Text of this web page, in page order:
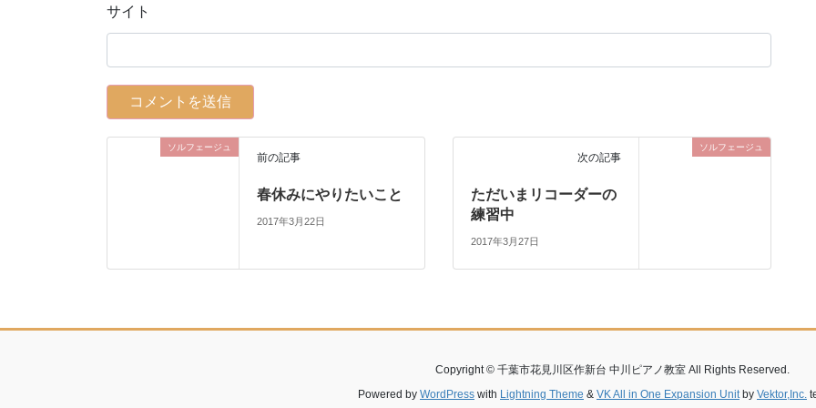
サイト
ソルフェージュ
前の記事
春休みにやりたいこと
2017年3月22日
ソルフェージュ
次の記事
ただいまリコーダーの
練習中
2017年3月27日
Copyright © 千葉市花見川区作新台 中川ピアノ教室 All Rights Reserved.
Powered by WordPress with Lightning Theme & VK All in One Expansion Unitby Vektor,Inc.